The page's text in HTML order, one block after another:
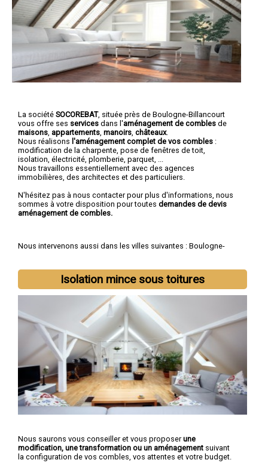
La société SOCOREBAT, située près de Boulogne-Billancourt
vous offre ses services dans l'aménagement de combles de
maisons appartements manoirs châteaux.
Nous réalisons l'aménagement complet de vos combles :
modification de la charpente, pose de fenêtres de toit,
isolation, électricité, plomberie, parquet, ...
Nous travaillons essentiellement avec des agences
immobilières, des architectes et des particuliers.
N'hésitez pas à nous contacter pour plus d'informations, nous
sommes à votre disposition pour toutes demandes de devis
aménagement de combles.
Nous intervenons aussi dans les villes suivantes : Boulogne-
Antony
Neuilly-sur-Seine
Isolation mince sous toitures
Nous saurons vous conseiller et vous proposerune
modification, une transformation ou un aménagement suivant
la configuration de vos combles, vos attentes et votre budget.